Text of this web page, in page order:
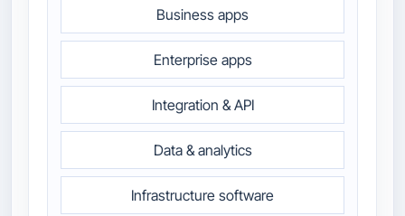
Business apps
Enterprise apps
Integration & API
Data & analytics
Infrastructure software